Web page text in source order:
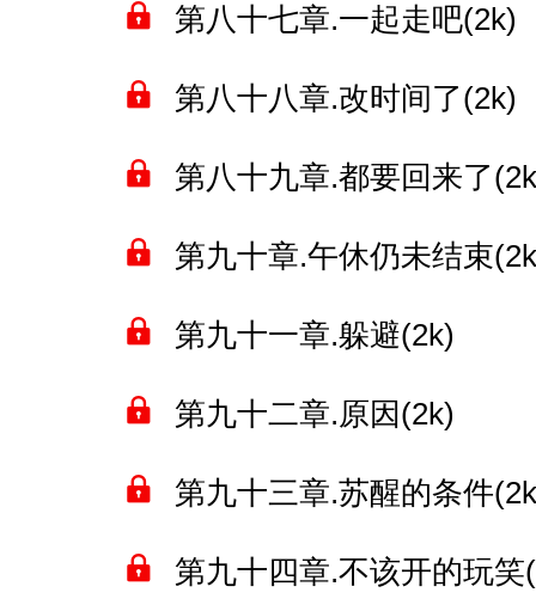
第八十七章.一起走吧(2k)
第八十八章.改时间了(2k)
第八十九章.都要回来了
第九十章.午休仍未结束
第九十一章.躲避(2k)
第九十二章.原因(2k)
第九十三章.苏醒的条件
第九十四章.不该开的玩笑